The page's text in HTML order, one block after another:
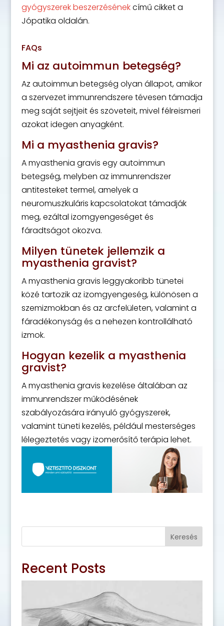
gyógyszerek beszerzésénekcímű cikket a
Jópatika oldalán.
FAQs
Mi az autoimmun betegség?
Az autoimmun betegség olyan állapot, amikor
a szervezet immunrendszere tévesen támadja
meg saját sejtjeit és szöveteit, mivel félreismeri
azokat idegen anyagként.
Mi a myasthenia gravis?
A myasthenia gravis egy autoimmun
betegség, melyben az immunrendszer
antitesteket termel, amelyek a
neuromuszkuláris kapcsolatokat támadják
meg, ezáltal izomgyengeséget és
fáradtságot okozva.
Milyen tünetek jellemzik a
myasthenia gravist?
A myasthenia gravis leggyakoribb tünetei
közé tartozik az izomgyengeség, különösen a
szemizmokban és az arcfelületen, valamint a
fáradékonyság és a nehezen kontrollálható
izmok.
Hogyan kezelik a myasthenia
gravist?
A myasthenia gravis kezelése általában az
immunrendszer működésének
szabályozására irányuló gyógyszerek,
valamint tüneti kezelés, például mesterséges
lélegeztetés vagy izomerősítő terápia lehet.
Keresés
Recent Posts